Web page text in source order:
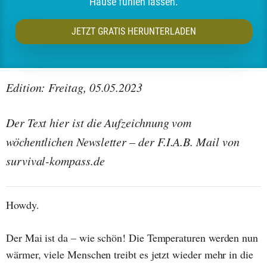
JETZT GRATIS HERUNTERLADEN
Edition: Freitag, 05.05.2023
Der Text hier ist die Aufzeichnung vom
wöchentlichen Newsletter – der F.I.A.B. Mail von
survival-kompass.de
Howdy.
Der Mai ist da – wie schön! Die Temperaturen werden nun
wärmer, viele Menschen treibt es jetzt wieder mehr in die